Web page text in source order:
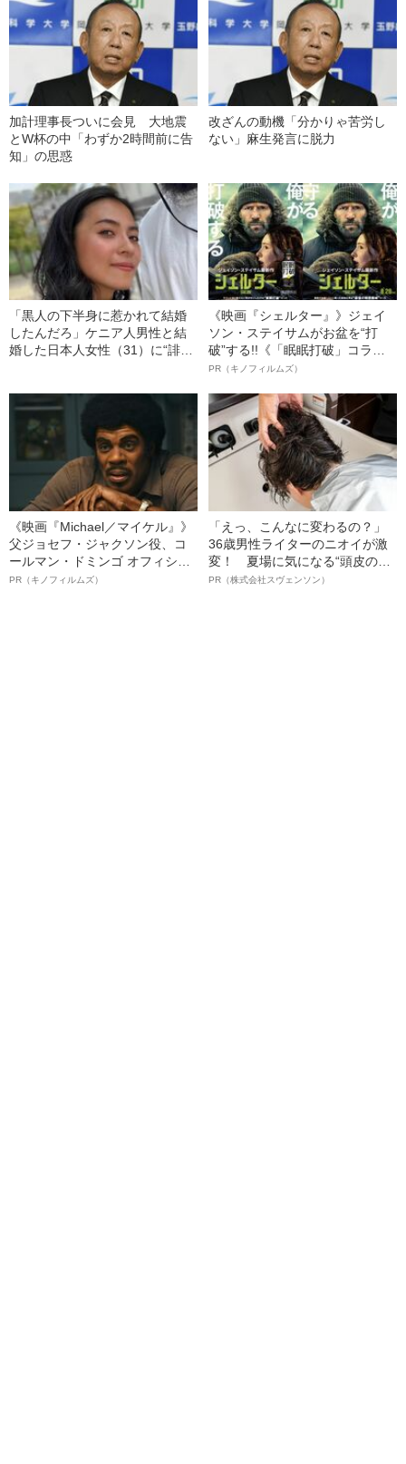
加計理事長ついに会見 大地震
とW杯の中「わずか2時間前に告
知」の思惑
改ざんの動機「分かりゃ苦労し
ない」麻生発言に脱力
「黒人の下半身に惹かれて結婚
したんだろ」ケニア人男性と結
婚した日本人女性（31）に“誹謗
《映画『シェルター』》ジェイ
ソン・ステイサムがお盆を“打
破”する!!《「眠眠打破」コラ
ボ》
PR（キノフィルムズ）
《映画『Michael／マイケル』》
父ジョセフ・ジャクソン役、コ
ールマン・ドミンゴ オフィシャ
ルインタビュー“観客を魅了した
PR（キノフィルムズ）
「えっ、こんなに変わるの？」
36歳男性ライターのニオイが激
変！ 夏場に気になる“頭皮のニ
オイ”や“ベタつき”を解消す
PR（株式会社スヴェンソン）